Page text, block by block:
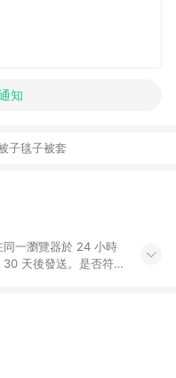
知
子毯子被套
同一瀏覽器於 24 小時
30 天後發送。​是否符
聽/運動戶外/母嬰用
」之官方帳號訊息通